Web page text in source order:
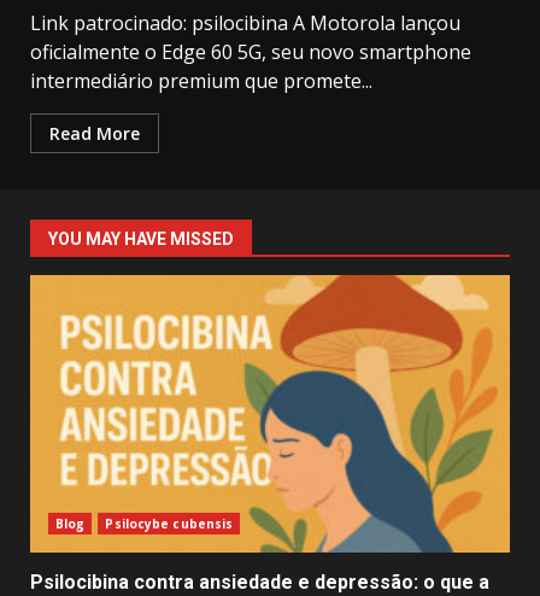
Link patrocinado: psilocibina A Motorola lançou
oficialmente o Edge 60 5G, seu novo smartphone
intermediário premium que promete...
Read More
YOU MAY HAVE MISSED
Blog Psilocybe cubensis
Psilocibina contra ansiedade e depressão: o que a